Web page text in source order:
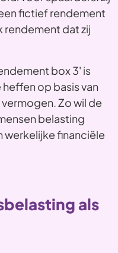
fictief rendement
rendement dat zij
box 3' is
op basis van
Zo wil de
belasting
werkelijke financiële
als